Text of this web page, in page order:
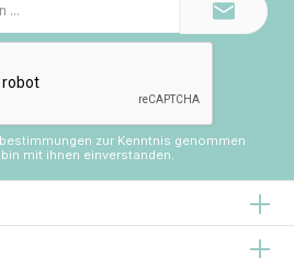
Mail-
zur Kenntnis genommen
mit ihnen einverstanden.